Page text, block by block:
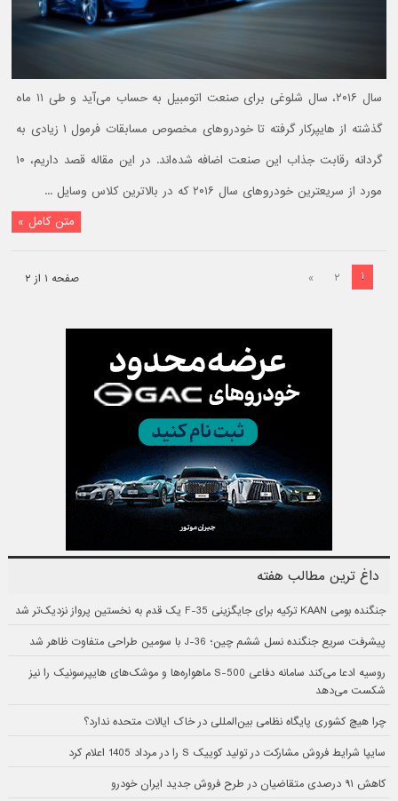
سال ۲۰۱۶، سال شلوغی برای صنعت اتومبیل به حساب می‌آید و طی ۱۱ ماه
گذشته از هایپرکار گرفته تا خودروهای مخصوص مسابقات فرمول ۱ زیادی به
گردانه رقابت جذاب این صنعت اضافه شده‌اند. در این مقاله قصد داریم، ۱۰
مورد از سریعترین خودروهای سال ۲۰۱۶ که در بالاترین کلاس وسایل ...
متن کامل »
صفحه ۱ از ۲ ۱ ۲ »
داغ ترین مطالب هفته
جنگنده بومی KAAN ترکیه برای جایگزینی F-35 یک قدم به نخستین پرواز نزدیک‌تر شد
پیشرفت سریع جنگنده نسل ششم چین؛ J-36 با سومین طراحی متفاوت ظاهر شد
روسیه ادعا می‌کند سامانه دفاعی S-500 ماهواره‌ها و موشک‌های هایپرسونیک را نیز
شکست می‌دهد
چرا هیچ کشوری پایگاه نظامی بین‌المللی در خاک ایالات متحده ندارد؟
سایپا شرایط فروش مشارکت در تولید کوییک S را در مرداد 1405 اعلام کرد
کاهش ۹۱ درصدی متقاضیان در طرح فروش جدید ایران خودرو